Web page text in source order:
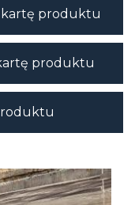
kartę produktu
produktu